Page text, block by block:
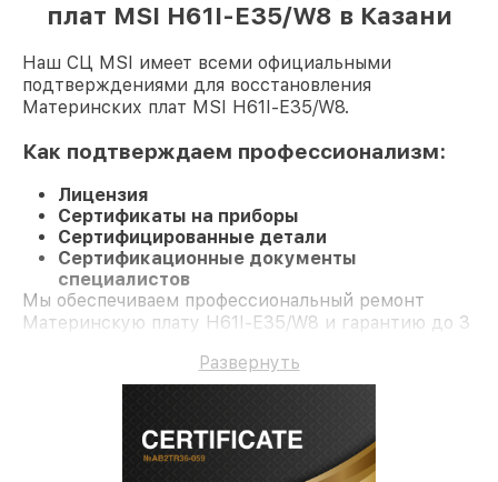
плат MSI H61I-E35/W8 в Казани
Наш СЦ MSI имеет всеми официальными
подтверждениями для восстановления
Материнских плат MSI H61I-E35/W8.
Как подтверждаем профессионализм:
Лицензия
Сертификаты на приборы
Сертифицированные детали
Сертификационные документы
специалистов
Мы обеспечиваем профессиональный ремонт
Материнскую плату H61I-E35/W8 и гарантию до 3
Развернуть